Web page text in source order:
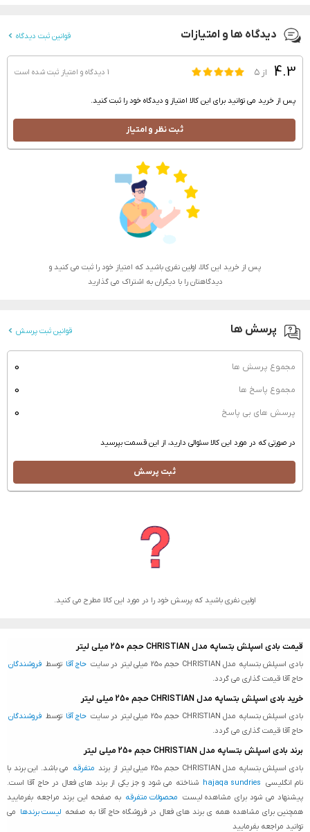
دیدگاه ها و امتیازات قوانین ثبت دیدگاه
4.3 از ۵ 1 دیدگاه و امتیاز ثبت شده است
پس از خرید می توانید برای این کالا امتیاز و دیدگاه خود را ثبت کنید.
ثبت نظر و امتیاز
پس از خرید این کالا، اولین نفری باشید که امتیاز خود را ثبت می کنید و
دیدگاهتان را با دیگران به اشتراک می گذارید
پرسش ها قوانین ثبت پرسش
مجموع پرسش ها 0
مجموع پاسخ ها 0
پرسش های بی پاسخ 0
در صورتی که در مورد این کالا سئوالی دارید، از این قسمت بپرسید
ثبت پرسش
اولین نفری باشید که پرسش خود را در مورد این کالا مطرح می کنید.
قیمت بادی اسپلش بتساپه مدل CHRISTIAN حجم 250 میلی لیتر
بادی اسپلش بتساپه مدل CHRISTIAN حجم 250 میلی لیتر در سایت حاج آقا توسط فروشندگان
حاج آقا قیمت گذاری می گردد.
خرید بادی اسپلش بتساپه مدل CHRISTIAN حجم 250 میلی لیتر
بادی اسپلش بتساپه مدل CHRISTIAN حجم 250 میلی لیتر در سایت حاج آقا توسط فروشندگان
حاج آقا قیمت گذاری می گردد.
برند بادی اسپلش بتساپه مدل CHRISTIAN حجم 250 میلی لیتر
بادی اسپلش بتساپه مدل CHRISTIAN حجم 250 میلی لیتر از برند متفرقه می باشد. این برند با
نام انگلیسی hajaqa sundries شناخته می شود و جز یکی از برند های فعال در حاج آقا است.
پیشنهاد می شود برای مشاهده لیست محصولات متفرقه به صفحه این برند مراجعه بفرمایید
همچنین برای مشاهده همه ی برند های فعال در فروشگاه حاج آقا به صفحه لیست برندها می
توانید مراجعه بفرمایید